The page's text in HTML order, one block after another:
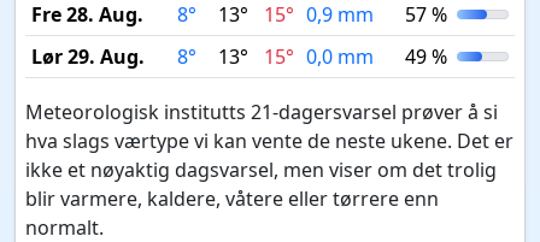
Fre 28. Aug.
8° 13° 15° 0,9 mm
57 %
Lør 29. Aug.
8° 13° 15° 0,0 mm 49 %
Meteorologisk institutts 21-dagersvarsel prøver å si
hva slags værtype vi kan vente de neste ukene. Det er
ikke et nøyaktig dagsvarsel, men viser om det trolig
blir varmere, kaldere, våtere eller tørrere enn
normalt.